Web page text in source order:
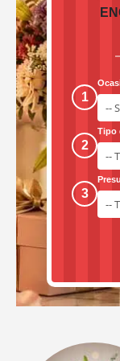
1
2
Tipo
3